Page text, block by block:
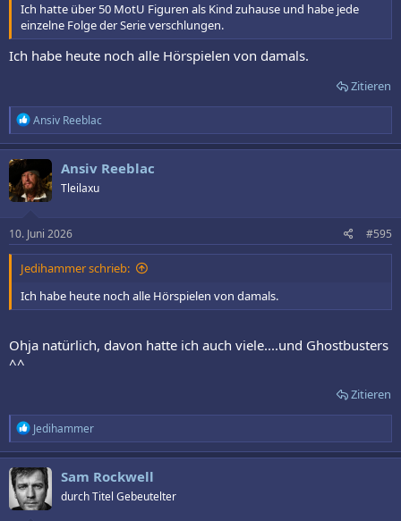
Ich hatte über 50 MotU Figuren als Kind zuhause und habe jede
einzelne Folge der Serie verschlungen.
Ich habe heute noch alle Hörspielen von damals.
Zitieren
R
e
a
k
t
i
o
e
n
Ansiv Reeblac
Ansiv Reeblac
Tleilaxu
10. Juni 2026 #595
Jedihammer schrieb:
Ich habe heute noch alle Hörspielen von damals.
Ohja natürlich, davon hatte ich auch viele....und Ghostbusters
^^
Zitieren
R
e
a
k
t
i
o
Jedihammer
Sam Rockwell
durch Titel Gebeutelter